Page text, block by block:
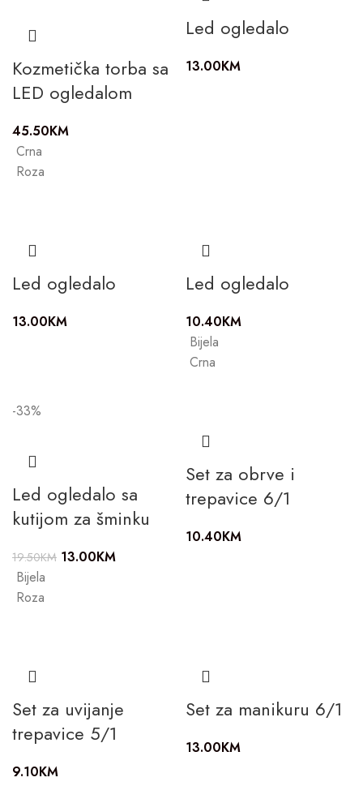
Kozmetička torba sa
LED ogledalom
45.50KM
Crna
Roza
Led ogledalo
13.00KM
Led ogledalo
13.00KM
Led ogledalo
10.40KM
Bijela
Crna
-33%
Led ogledalo sa
kutijom za šminku
19.50KM 13.00KM
Bijela
Roza
Set za obrve i
trepavice 6/1
10.40KM
Set za uvijanje
trepavice 5/1
9.10KM
Set za manikuru 6/1
13.00KM